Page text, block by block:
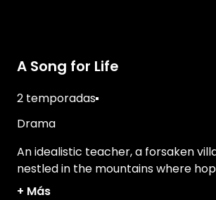
A Song for Life
2 temporadas
Drama
An idealistic teacher, a forsaken
nestled in the mountains where
isolation... One person's dedication
+ Más